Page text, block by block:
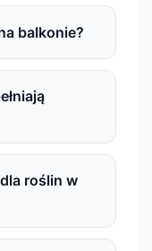
balkonie?
roślin w